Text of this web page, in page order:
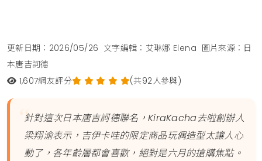
更新日期：2026/05/26 文字編輯：艾琳娜 Elena 圖片來源：日
本唐吉訶德
1,607網友評分 (共92人參與)
針對這次日本唐吉訶德聯名，KiraKacha去啦創辦人
梁翔渝表示，吉伊卡哇的限定商品玩偶造型太讓人心
動了，各年齡層都會喜歡，絕對是六月的搶購焦點。